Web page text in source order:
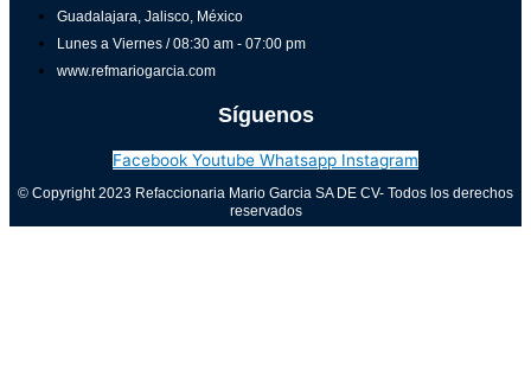
Guadalajara, Jalisco, México
Lunes a Viernes / 08:30 am - 07:00 pm
www.refmariogarcia.com
Síguenos
Facebook Youtube Whatsapp Instagram
© Copyright 2023 Refaccionaria Mario Garcia SA DE CV- Todos los derechos
reservados